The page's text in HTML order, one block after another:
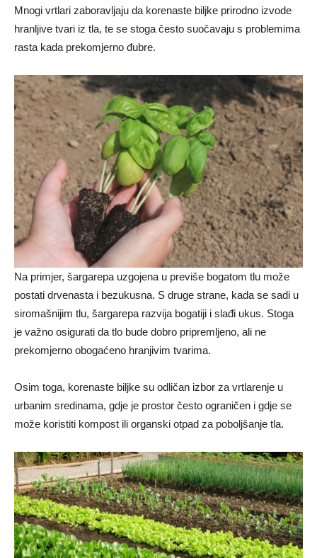
Mnogi vrtlari zaboravljaju da korenaste biljke prirodno izvode
hranljive tvari iz tla, te se stoga često suočavaju s problemima
rasta kada prekomjerno đubre.
Na primjer, šargarepa uzgojena u previše bogatom tlu može
postati drvenasta i bezukusna. S druge strane, kada se sadi u
siromašnijim tlu, šargarepa razvija bogatiji i slađi ukus. Stoga
je važno osigurati da tlo bude dobro pripremljeno, ali ne
prekomjerno obogaćeno hranjivim tvarima.
Osim toga, korenaste biljke su odličan izbor za vrtlarenje u
urbanim sredinama, gdje je prostor često ograničen i gdje se
može koristiti kompost ili organski otpad za poboljšanje tla.